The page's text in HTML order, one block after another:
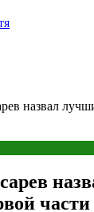
назвал